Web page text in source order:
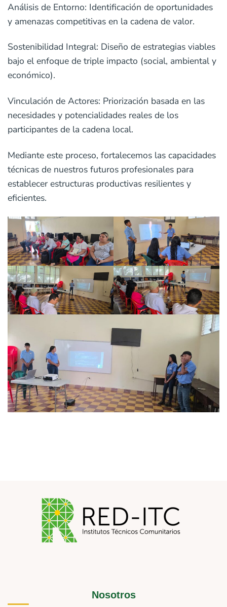
Análisis de Entorno: Identificación de oportunidades
y amenazas competitivas en la cadena de valor.
Sostenibilidad Integral: Diseño de estrategias viables
bajo el enfoque de triple impacto (social, ambiental y
económico).
Vinculación de Actores: Priorización basada en las
necesidades y potencialidades reales de los
participantes de la cadena local.
Mediante este proceso, fortalecemos las capacidades
técnicas de nuestros futuros profesionales para
establecer estructuras productivas resilientes y
eficientes.
Nosotros